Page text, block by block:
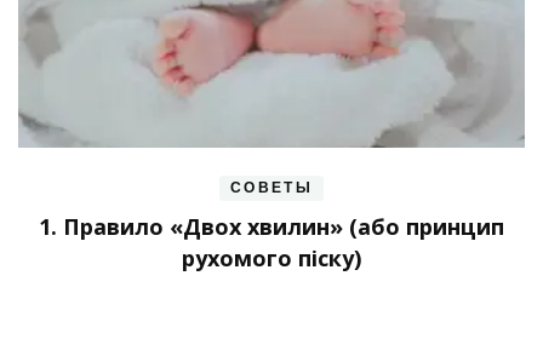
СОВЕТЫ
1. Правило «Двох хвилин» (або принцип
рухомого піску)